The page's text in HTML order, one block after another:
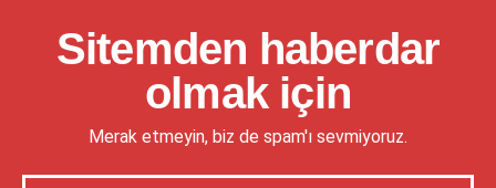
Sitemden haberdar
olmak için
Merak etmeyin, biz de spam'ı sevmiyoruz.